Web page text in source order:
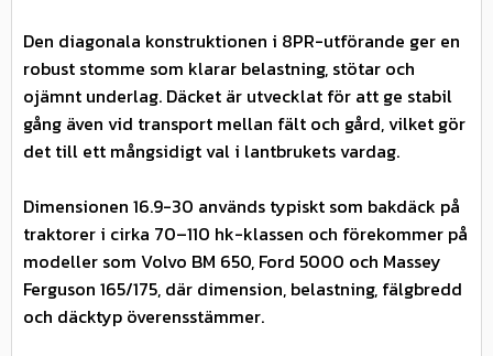
Den diagonala konstruktionen i 8PR-utförande ger en
robust stomme som klarar belastning, stötar och
ojämnt underlag. Däcket är utvecklat för att ge stabil
gång även vid transport mellan fält och gård, vilket gör
det till ett mångsidigt val i lantbrukets vardag.
Dimensionen 16.9-30 används typiskt som bakdäck på
traktorer i cirka 70–110 hk-klassen och förekommer på
modeller som Volvo BM 650, Ford 5000 och Massey
Ferguson 165/175, där dimension, belastning, fälgbredd
och däcktyp överensstämmer.